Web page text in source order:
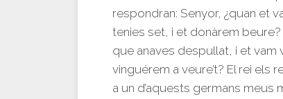
respondran: Senyor, ¿quan et
tenies set, i et donàrem
que anaves despullat, i et vam
vinguérem a veure’t? El rei els
a un d’aquests germans meus